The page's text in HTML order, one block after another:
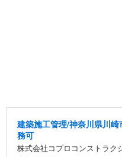
建築施工管理/神奈川県川
務可
株式会社コプロコンストラク